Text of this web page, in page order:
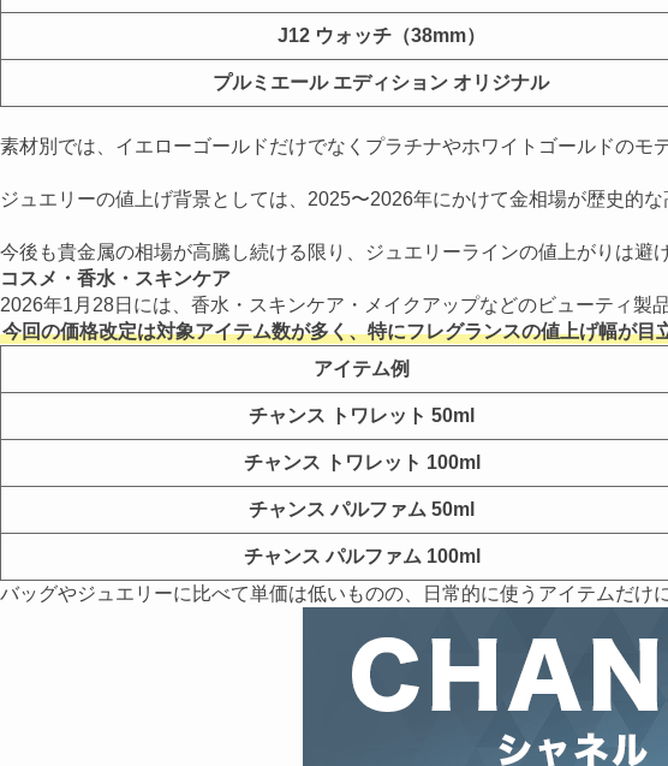
J12 ウォッチ（38mm）
プルミエール エディション オリジナル
素材別では、イエローゴールドだけでなくプラチナやホワイトゴールドの
ジュエリーの値上げ背景としては、2025〜2026年にかけて金相場が歴史的
今後も貴金属の相場が高騰し続ける限り、ジュエリーラインの値上がりは避
コスメ・香水・スキンケア
2026年1月28日には、香水・スキンケア・メイクアップなどのビューティ製
今回の価格改定は対象アイテム数が多く、特にフレグランスの値上げ幅が目
アイテム例
チャンス トワレット 50ml
チャンス トワレット 100ml
チャンス パルファム 50ml
チャンス パルファム 100ml
バッグやジュエリーに比べて単価は低いものの、日常的に使うアイテムだけ